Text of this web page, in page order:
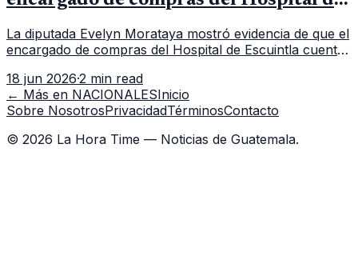
La diputada Evelyn Morataya mostró evidencia de que el
encargado de compras del Hospital de Escuintla cuenta
capacitación en la capital.
18 jun 2026·2 min read
← Más en NACIONALESInicio
Sobre NosotrosPrivacidadTérminosContacto
© 2026 La Hora Time — Noticias de Guatemala.